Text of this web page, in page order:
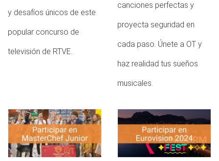
y desafíos únicos de este
popular concurso de
televisión de RTVE.
canciones perfectas y
proyecta seguridad en
cada paso. Únete a OT y
haz realidad tus sueños
musicales.